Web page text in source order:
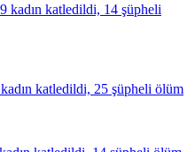
kadın katledildi, 14 şüpheli
katledildi, 25 şüpheli ölüm